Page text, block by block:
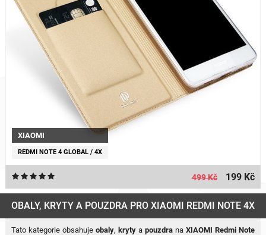
XIAOMI
REDMI NOTE 4 GLOBAL / 4X
499 Kč 199 Kč
OBALY, KRYTY A POUZDRA PRO XIAOMI REDMI NOTE 4X
Tato kategorie obsahuje obaly, krytyapouzdra naXIAOMI Redmi Note